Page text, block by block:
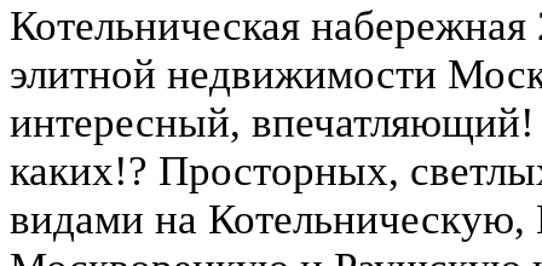
Котельническая
элитной недвижимости
интересный, впечатляющий!
каких!? Просторных,
видами на